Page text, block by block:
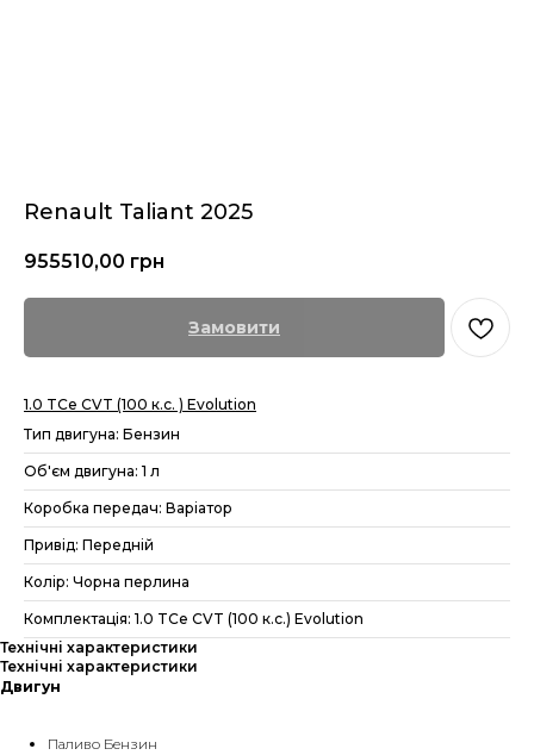
Renault Taliant 2025
955510,00 грн
Замовити
1.0 TCe CVT (100 к.с. ) Evolution
Тип двигуна: Бензин
Об'єм двигуна: 1 л
Коробка передач: Варіатор
Привід: Передній
Колір: Чорна перлина
Комплектація: 1.0 TCe CVT (100 к.с.) Evolution
Технічні характеристики
Технічні характеристики
Двигун
Паливо Бензин